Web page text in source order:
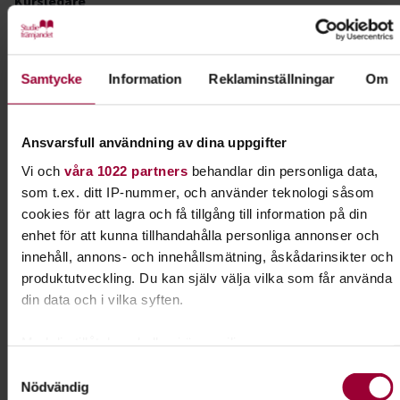
Samtycke Information Reklaminställningar Om
Ansvarsfull användning av dina uppgifter
Vi och våra 1022 partnersbehandlar din personliga data,
som t.ex. ditt IP-nummer, och använder teknologi såsom
cookies för att lagra och få tillgång till information på din
enhet för att kunna tillhandahålla personliga annonser och
innehåll, annons- och innehållsmätning, åskådarinsikter och
produktutveckling. Du kan själv välja vilka som får använda
din data och i vilka syften.
kan ha en noggrannhet på upp till flera meter
Nödvändig
Barbro Ekenberg
I samarbete med
Motala Brukshundklubb
Kontakt
Josefine Leo
Folkbildningsutvecklare,
Profilområdesansvarig Djur
Skicka e-post
073-414 16 70
Visa mer